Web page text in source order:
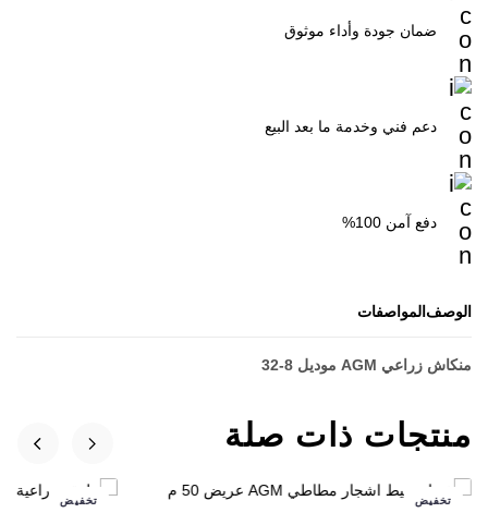
ضمان جودة وأداء موثوق
دعم فني وخدمة ما بعد البيع
دفع آمن 100%
الوصف المواصفات
منكاش زراعي AGM موديل 8-32
منتجات ذات صلة
تخفيض تخفيض